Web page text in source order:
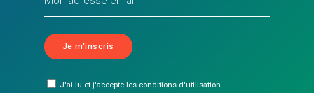
J'ai lu et j'accepte les conditions d'utilisation